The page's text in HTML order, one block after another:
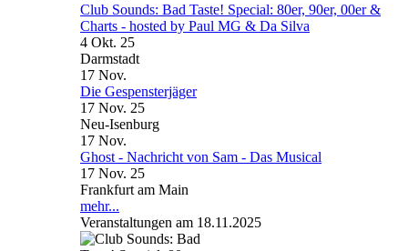
Club Sounds: Bad Taste! Special: 80er, 90er, 00er &
Charts - hosted by Paul MG & Da Silva
4 Okt. 25
Darmstadt
17 Nov.
Die Gespensterjäger
17 Nov. 25
Neu-Isenburg
17 Nov.
Ghost - Nachricht von Sam - Das Musical
17 Nov. 25
Frankfurt am Main
mehr...
Veranstaltungen am 18.11.2025